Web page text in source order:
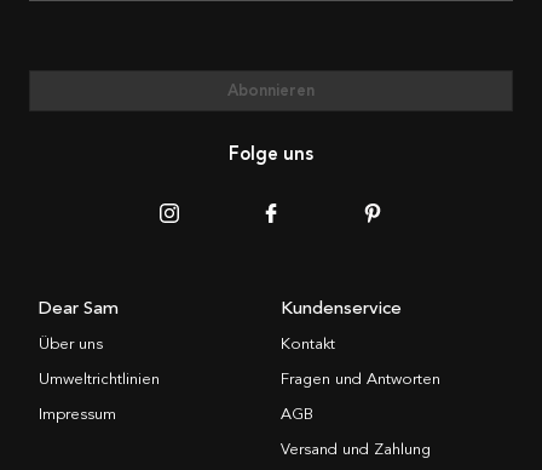
Abonnieren
Folge uns
Dear Sam
Über uns
Umweltrichtlinien
Impressum
Kundenservice
Kontakt
Fragen und Antworten
AGB
Versand und Zahlung